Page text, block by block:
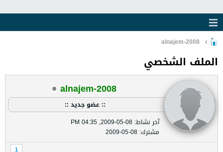
الملف الشخصي
alnajem-2008
:: عضو جديد ::
آخر نشاط: 08-05-2009, 04:35 PM
مشترك: 08-05-2009
1